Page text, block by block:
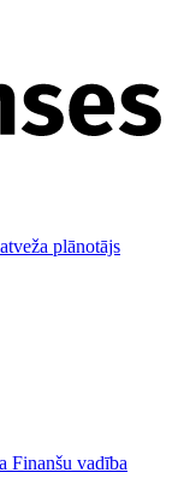
plānotājs
Finanšu vadība